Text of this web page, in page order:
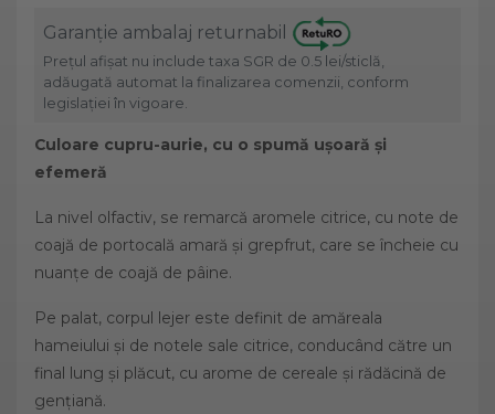
Garanție ambalaj returnabil
Prețul afișat nu include taxa SGR de 0.5 lei/sticlă,
adăugată automat la finalizarea comenzii, conform
legislației în vigoare.
Culoare cupru-aurie, cu o spumă ușoară și
efemeră
La nivel olfactiv, se remarcă aromele citrice, cu note de
coajă de portocală amară și grepfrut, care se încheie cu
nuanțe de coajă de pâine.
Pe palat, corpul lejer este definit de amăreala
hameiului și de notele sale citrice, conducând către un
final lung și plăcut, cu arome de cereale și rădăcină de
gențiană.